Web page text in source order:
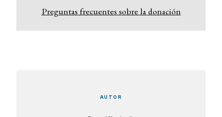
Preguntas frecuentes sobre la donación
AUTOR